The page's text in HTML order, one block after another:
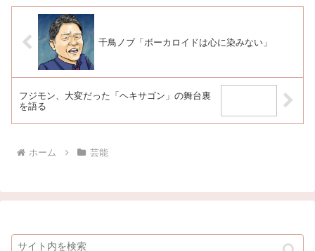
Drive』
千鳥ノブ「ボーカロイドは心に染みない」
フジモン、大変だった「ヘキサゴン」の舞台裏
を語る
ホーム 芸能